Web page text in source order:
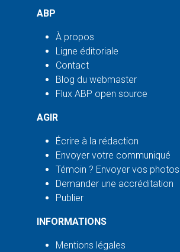
ABP
À propos
Ligne éditoriale
Contact
Blog du webmaster
Flux ABP open source
AGIR
Écrire à la rédaction
Envoyer votre communiqué
Témoin ? Envoyer vos photos
Demander une accréditation
Publier
INFORMATIONS
Mentions légales